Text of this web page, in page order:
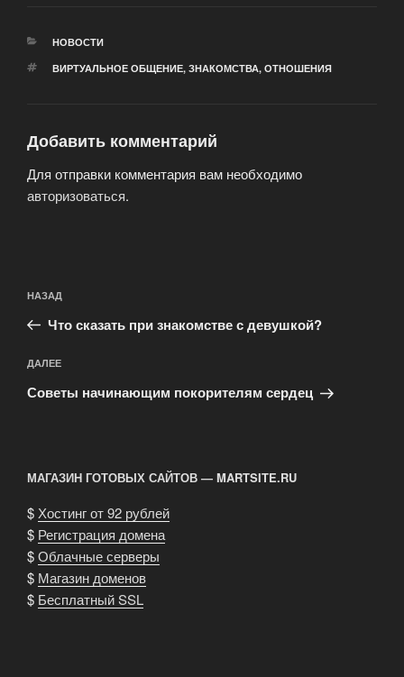
РУБРИКИ
НОВОСТИ
МЕТКИ
ВИРТУАЛЬНОЕ ОБЩЕНИЕ, ЗНАКОМСТВА, ОТНОШЕНИЯ
Добавить комментарий
Для отправки комментария вам необходимо
авторизоваться.
по
записям
Предыдущая
запись:
НАЗАД
Что сказать при знакомстве с девушкой?
Следующая
запись
ДАЛЕЕ
Советы начинающим покорителям сердец
МАГАЗИН ГОТОВЫХ САЙТОВ — MARTSITE.RU
$ Хостинг от 92 рублей
$ Регистрация домена
$Облачные серверы
$ Магазин доменов
$ Бесплатный SSL